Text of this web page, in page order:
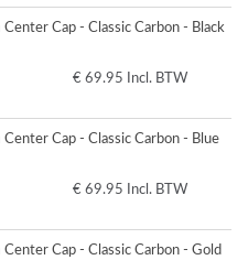
Cap - Classic Carbon - Black
€ 69.95 Incl. BTW
Cap - Classic Carbon - Blue
€ 69.95 Incl. BTW
Cap - Classic Carbon - Gold